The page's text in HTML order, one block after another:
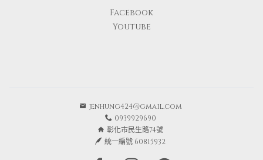
Facebook
Youtube
jenhung424@gmail.com
0939929690
彰化市民生路74號
統一編號 60815932